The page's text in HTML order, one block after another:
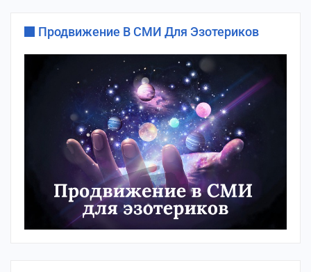
Продвижение В СМИ Для Эзотериков